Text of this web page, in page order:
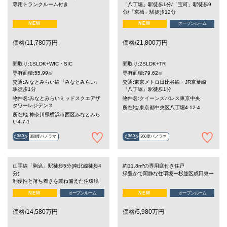
専用トランクルーム付き
NEW
価格/11,780万円
間取り:1SLDK+WIC・SIC
専有面積:55.99㎡
交通:みなとみらい線『みなとみらい』
駅徒歩1分
物件名:みなとみらいミッドスクエアザ
タワーレジデンス
所在地:神奈川県横浜市西区みなとみら
い4-7-1
360度パノラマ
「八丁堀」駅徒歩1分/「宝町」駅徒歩9
分/「京橋」駅徒歩12分
NEW オープンルーム
価格/21,800万円
間取り:2SLDK+TR
専有面積:79.62㎡
交通:東京メトロ日比谷線・JR京葉線
『八丁堀』駅徒歩1分
物件名:クイーンズパレス東京中央
所在地:東京都中央区八丁堀4-12-4
360度パノラマ
山手線「駒込」駅徒歩5分(南北線徒歩4
分)
利便性と落ち着きを兼ね備えた住環境
NEW オープンルーム
価格/14,580万円
約11.8m²の専用庭付き住戸
緑豊かで閑静な住環境ー杉並区成田東ー
NEW オープンルーム
価格/5,980万円